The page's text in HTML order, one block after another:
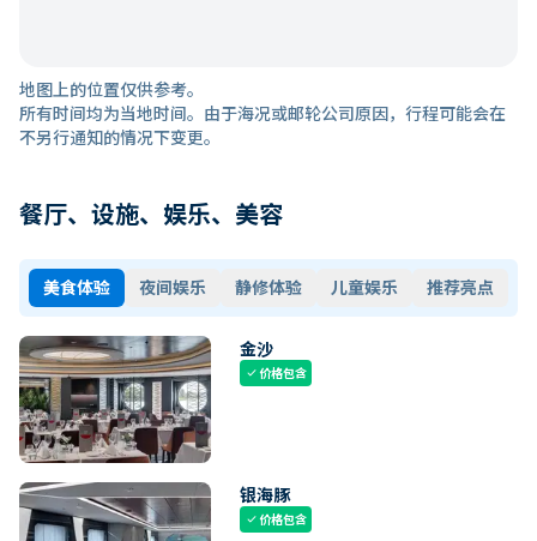
地图上的位置仅供参考。
所有时间均为当地时间。由于海况或邮轮公司原因，行程可能会在
不另行通知的情况下变更。
餐厅、设施、娱乐、美容
美食体验 夜间娱乐 静修体验 儿童娱乐 推荐亮点
金沙
check价格包含
银海豚
check价格包含